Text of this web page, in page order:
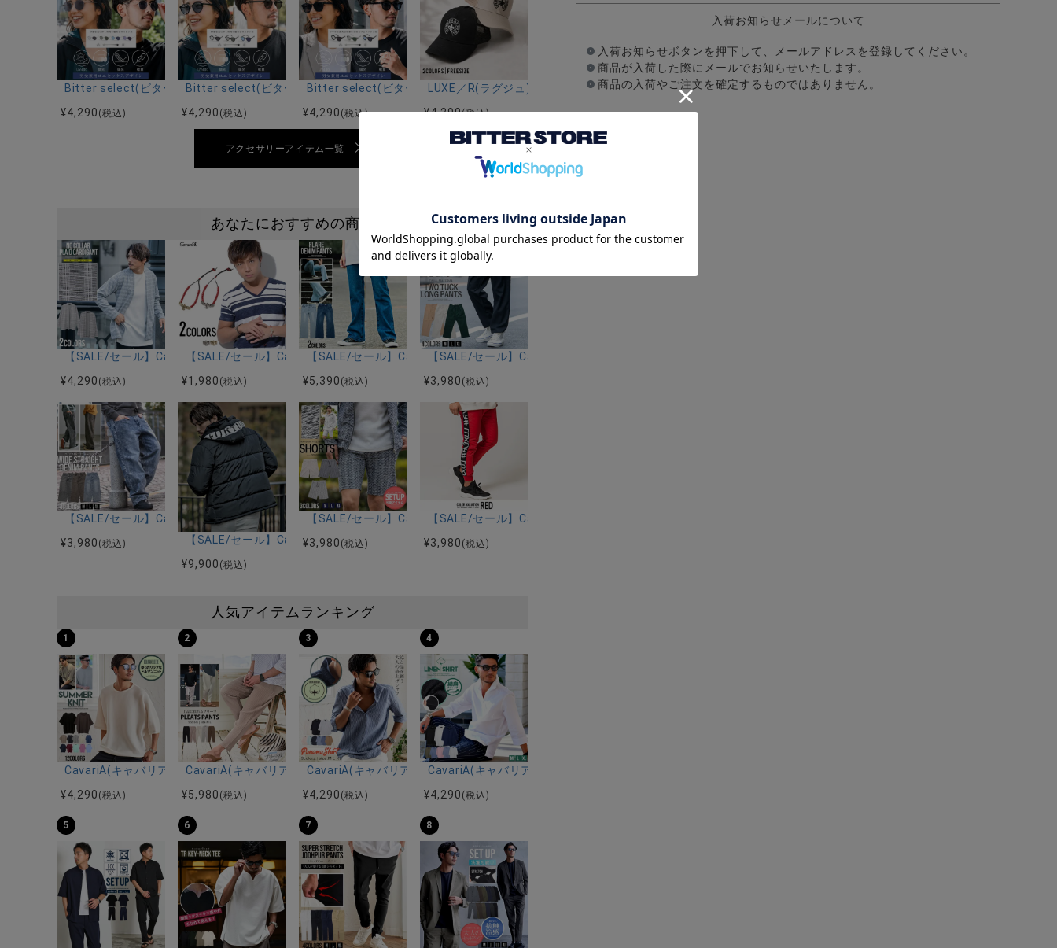
Bitter select(ビターセレクト)メタルボストンサングラス(調光・偏光)/全4色
¥4,290 (税込)
Bitter select(ビターセレクト)ボストンサングラス(調光・偏光)/全3色
¥4,290 (税込)
Bitter select(ビターセレクト)ウェリントンサングラス(調光・偏光)/全3色
¥4,290 (税込)
LUXE／R(ラグジュ)キャップ/全2色
¥4,290(税込)
アクセサリーアイテム一覧
あなたにおすすめの商品
【SALE/セール】CavariA(キャバリア)ノーカラーチェックカーディガン/全2色
¥4,290 (税込)
【SALE/セール】CavariA(キャバリア)バードビーズブレスレット/全2色
¥1,980 (税込)
【SALE/セール】CavariA(キャバリア)デニムフレアロングパンツ/全2色
¥5,390 (税込)
【SALE/セール】CavariA(キャバリア)ツータックツイルロングパンツ/全4色
¥3,980 (税込)
【SALE/セール】CavariA(キャバリア)ワイドストレートデニムパンツ/全3色
¥3,980 (税込)
【SALE/セール】CavariA(キャバリア)フードロゴエコダウンブルゾン/全3色
¥9,900 (税込)
【SALE/セール】CavariA(キャバリア)ランダムパイルショートパンツ/全3色
¥3,980 (税込)
【SALE/セール】CavariA(キャバリア)サイドテープパンツ/全3色
¥3,980 (税込)
人気アイテムランキング
1
CavariA(キャバリア)12Gミラノリブクルーネックドルマンハーフスリーブニット/全12色
¥4,290 (税込)
2
CavariA(キャバリア)プリーツ加工イージーロングパンツ/全5色
¥5,980 (税込)
3
CavariA(キャバリア)パナマ織り7分袖カプリシャツ/全9色
¥4,290 (税込)
4
CavariA(キャバリア)コットンリネンホリゾンタルカラー7分袖カプリシャツ/全8色
¥4,290 (税込)
5 6 7 8
入荷お知らせメールについて
入荷お知らせボタンを押下して、メールアドレスを登録してください。
商品が入荷した際にメールでお知らせいたします。
商品の入荷やご注文を確定するものではありません。